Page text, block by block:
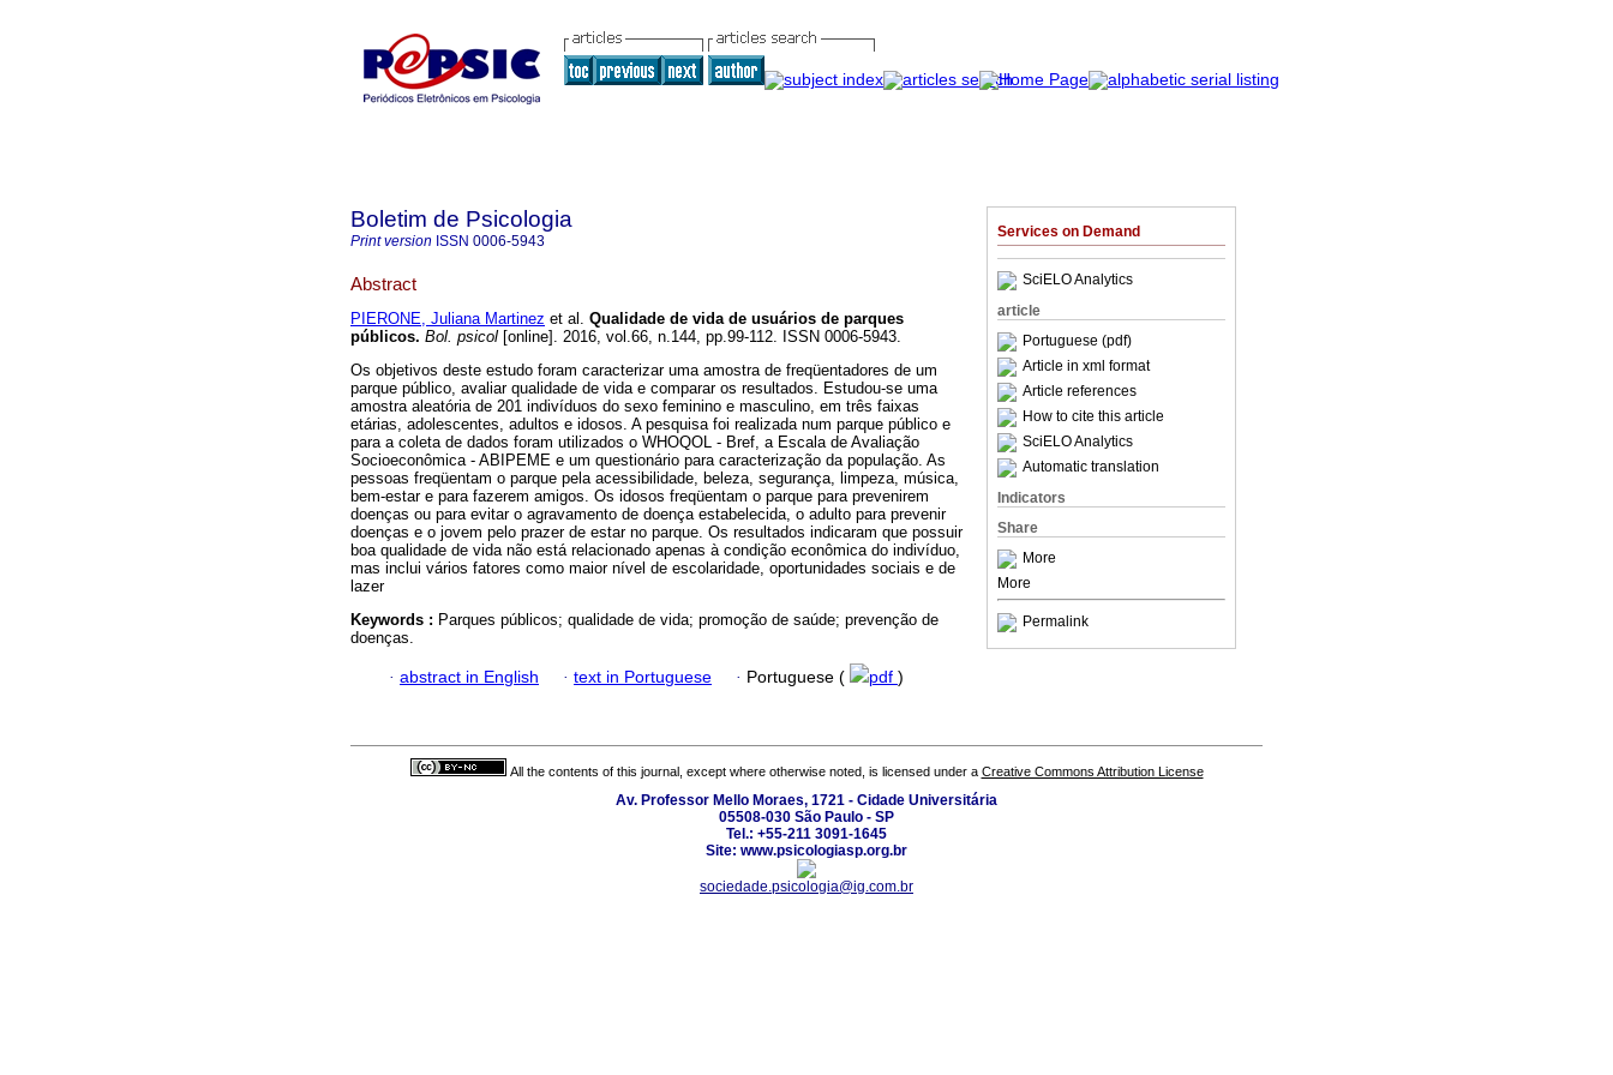
Services on Demand
SciELO Analytics
article
Portuguese (pdf)
Article in xml format
Article references
How to cite this article
SciELO Analytics
Automatic translation
Indicators
Share
More
More
Permalink
Boletim de Psicologia
Print version ISSN 0006-5943
Abstract
PIERONE, Juliana Martinez et al. Qualidade de vida de usuários de parques
públicos. Bol. psicol [online]. 2016, vol.66, n.144, pp.99-112. ISSN 0006-5943.
Os objetivos deste estudo foram caracterizar uma amostra de freqüentadores de um
parque público, avaliar qualidade de vida e comparar os resultados. Estudou-se uma
amostra aleatória de 201 indivíduos do sexo feminino e masculino, em três faixas
etárias, adolescentes, adultos e idosos. A pesquisa foi realizada num parque público e
para a coleta de dados foram utilizados o WHOQOL - Bref, a Escala de Avaliação
Socioeconômica - ABIPEME e um questionário para caracterização da população. As
pessoas freqüentam o parque pela acessibilidade, beleza, segurança, limpeza, música,
bem-estar e para fazerem amigos. Os idosos freqüentam o parque para prevenirem
doenças ou para evitar o agravamento de doença estabelecida, o adulto para prevenir
doenças e o jovem pelo prazer de estar no parque. Os resultados indicaram que possuir
boa qualidade de vida não está relacionado apenas à condição econômica do indivíduo,
mas inclui vários fatores como maior nível de escolaridade, oportunidades sociais e de
lazer
Keywords : Parques públicos; qualidade de vida; promoção de saúde; prevenção de
doenças.
· abstract in English · text in Portuguese · Portuguese ( pdf )
All the contents of this journal, except where otherwise noted, is licensed under a Creative Commons Attribution License
Av. Professor Mello Moraes, 1721 - Cidade Universitária
05508-030 São Paulo - SP
Tel.: +55-211 3091-1645
Site: www.psicologiasp.org.br
sociedade.psicologia@ig.com.br